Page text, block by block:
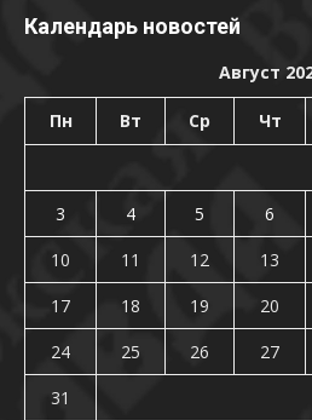
Календарь новостей
Август
Пн Вт Ср Чт
3
4 5 6
10
11 12 13
17
18 19 20
24
25 26 27
31